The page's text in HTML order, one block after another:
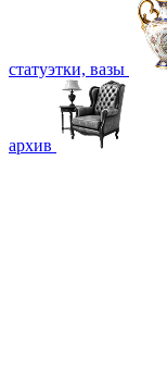
статуэтки, вазы
архив